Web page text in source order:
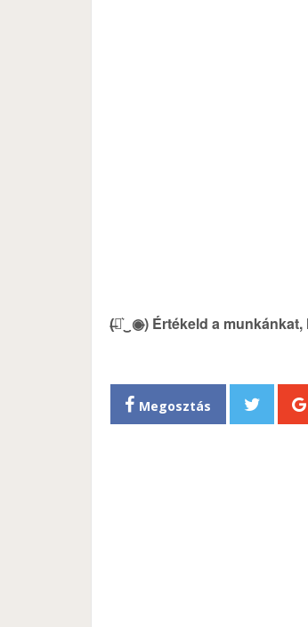
(̶◉͛‿◉̶) Értékeld a munkánkat,
Megosztás